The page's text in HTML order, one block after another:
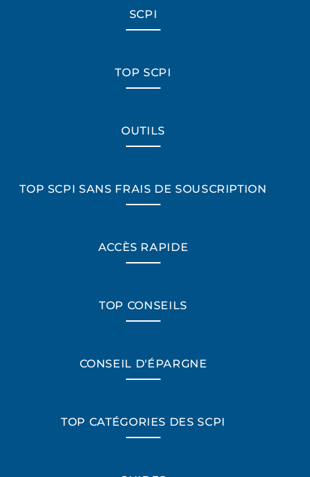
SCPI
TOP SCPI
OUTILS
TOP SCPI SANS FRAIS DE SOUSCRIPTION
ACCÈS RAPIDE
TOP CONSEILS
CONSEIL D'ÉPARGNE
TOP CATÉGORIES DES SCPI